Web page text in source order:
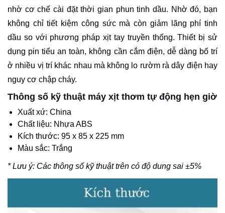
nhờ cơ chế cài đặt thời gian phun tinh dầu. Nhờ đó, bạn
không chỉ tiết kiệm công sức mà còn giảm lãng phí tinh
dầu so với phương pháp xịt tay truyền thống. Thiết bị sử
dụng pin tiểu an toàn, không cần cắm điện, dễ dàng bố trí
ở nhiều vị trí khác nhau mà không lo rườm rà dây điện hay
nguy cơ chập cháy.
Thông số kỹ thuật máy xịt thơm tự động hẹn giờ
Xuất xứ: China
Chất liệu: Nhựa ABS
Kích thước: 95 x 85 x 225 mm
Màu sắc: Trắng
* Lưu ý: Các thông số kỹ thuật trên có độ dung sai ±5%